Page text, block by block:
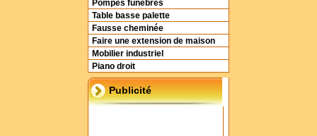
Pompes funèbres
Table basse palette
Fausse cheminée
Faire une extension de maison
Mobilier industriel
Piano droit
Publicité